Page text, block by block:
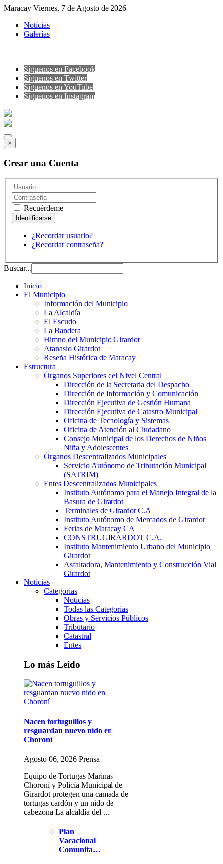
Maracay Viernes, 7 de Agosto de 2026
Noticias
Galerías
Síguenos en Facebook
Síguenos en Twitter
Síguenos en YouTube
Sìguenos en Instagram
×
Crear una Cuenta
Recuérdeme
¿Recordar usuario?
¿Recordar contraseña?
Buscar...
Inicio
El Municipio
Información del Municipio
La Alcaldía
El Escudo
La Bandera
Himno del Municipio Girardot
Atanasio Girardot
Reseña Histórica de Maracay
Estructura
Órganos Superiores del Nivel Central
Dirección de la Secretaria del Despacho
Dirección de Información y Comunicación
Dirección Ejecutiva de Gestión Humana
Dirección Ejecutiva de Catastro Municipal
Oficina de Tecnología y Sistemas
Oficina de Atención al Ciudadano
Consejo Municipal de los Derechos de Niños
Niña y Adolescentes
Órganos Descentralizados Municipales
Servicio Autónomo de Tributación Municipal
(SATRIM)
Entes Descentralizados Municipales
Instituto Autónomo para el Manejo Integral de la
Basura de Girardot
Terminales de Girardot C.A
Instituto Autónomo de Mercados de Girardot
Ferias de Maracay CA
CONSTRUGIRARDOT C.A.
Instituto Mantenimiento Urbano del Municipio
Girardot
Asfaltadora, Mantenimiento y Construcción Vial
Girardot
Noticias
Categorías
Noticias
Todas las Categorías
Obras y Servicios Públicos
Tributario
Catastral
Entes
Lo más Leido
Nacen tortuguillos y
resguardan nuevo nido en
Choroní
Agosto 06, 2026 Prensa
Equipo de Tortugas Marinas
Choroní y Policía Municipal de
Girardot protegen una camada de
tortugas cardón y un nido de
cabezona La alcaldía del ...
Plan
Vacacional
Comunita…